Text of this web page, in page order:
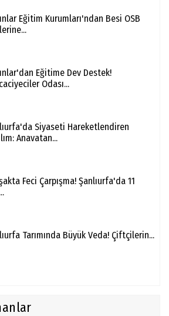
Eğitim Kurumları'ndan Besi OSB
Eğitime Dev Destek!
Odası...
Siyaseti Hareketlendiren
Anavatan...
Feci Çarpışma! Şanlıurfa'da 11
Tarımında Büyük Veda! Çiftçilerin...